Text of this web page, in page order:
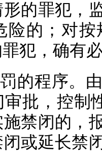
罪犯，监
险的；对
犯，确有
程序。由
批，控制
禁闭的，
或延长禁